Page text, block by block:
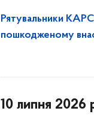
Рятувальники КАРС
пошкодженому
10 липня 2026